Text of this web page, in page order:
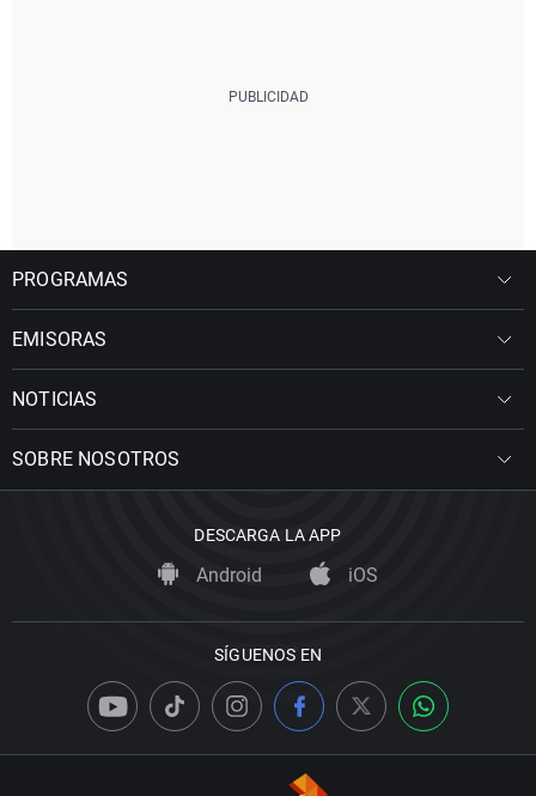
PROGRAMAS
EMISORAS
NOTICIAS
SOBRE NOSOTROS
DESCARGA LA APP
Android iOS
SÍGUENOS EN